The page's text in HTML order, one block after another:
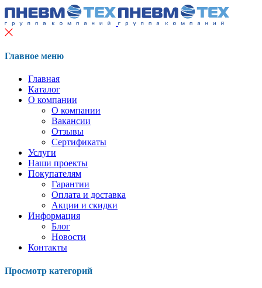
Главное меню
Главная
Каталог
О компании
О компании
Вакансии
Отзывы
Сертификаты
Услуги
Наши проекты
Покупателям
Гарантии
Оплата и доставка
Акции и скидки
Информация
Блог
Новости
Контакты
Просмотр категорий